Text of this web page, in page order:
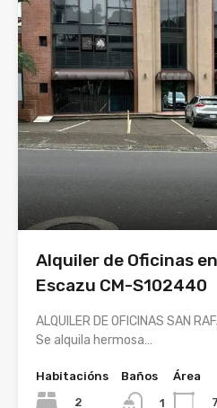
Alquiler de Oficinas
Escazu CM-S102440
ALQUILER DE OFICINAS SAN
Se alquila hermosa…
Habitacións
2
Baños
1
Área